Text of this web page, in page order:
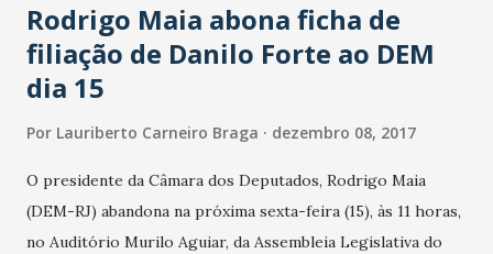
Rodrigo Maia abona ficha de
filiação de Danilo Forte ao DEM
dia 15
Por Lauriberto Carneiro Braga dezembro 08, 2017
O presidente da Câmara dos Deputados, Rodrigo Maia
(DEM-RJ) abandona na próxima sexta-feira (15), às 11 horas,
no Auditório Murilo Aguiar, da Assembleia Legislativa do